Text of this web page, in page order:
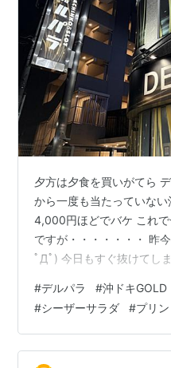
夕方は夕食を買いがてら
から一度も当たっていな
4,000円ほどでバケ これ
ですが・・・・・・・ 昨
ﾟДﾟ) 今日もすぐ抜けてし
熱用たばこテリアミントを
ん 残りを換金して 撤収～
みもがいた唐木田のセブ
ラタンとシーザーサラダ
#デルパラ #沖ドキGOLD
#シーザーサラダ #プリン